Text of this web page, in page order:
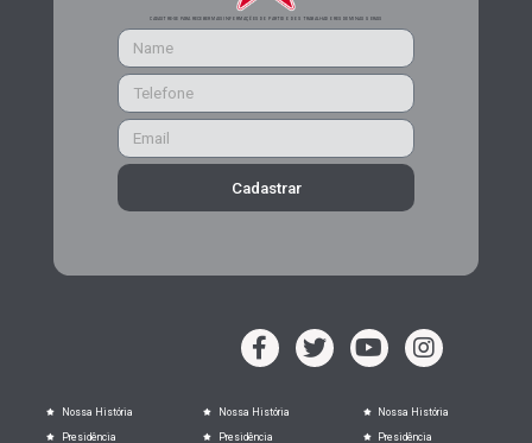
CADASTRE-SE PARA RECEBER MAIS INFORMAÇÕES DO PARTIDO DOS TRABALHADORES DE MINAS GERAIS
Cadastrar
Nossa História
Presidência
Nossa História
Presidência
Nossa História
Presidência